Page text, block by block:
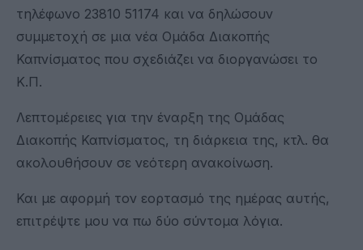
τηλέφωνο 23810 51174 και να δηλώσουν
συμμετοχή σε μια νέα Ομάδα Διακοπής
Καπνίσματος που σχεδιάζει να διοργανώσει το
Κ.Π.
Λεπτομέρειες για την έναρξη της Ομάδας
Διακοπής Καπνίσματος, τη διάρκεια της, κτλ. θα
ακολουθήσουν σε νεότερη ανακοίνωση.
Και με αφορμή τον εορτασμό της ημέρας αυτής,
επιτρέψτε μου να πω δύο σύντομα λόγια.